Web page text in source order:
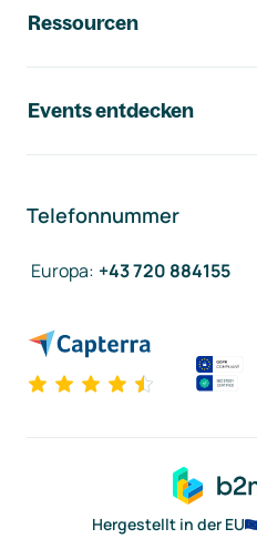
Ressourcen
Events entdecken
Telefonnummer
Europa: +43 720 884155
Hergestellt in der EU